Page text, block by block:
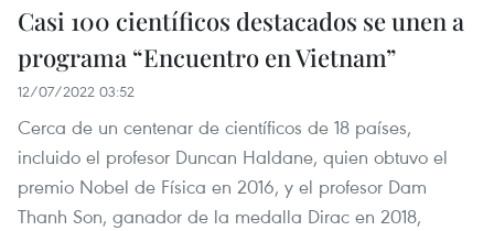
Casi 100 científicos destacados se unen a
programa “Encuentro en Vietnam”
12/07/2022 03:52
Cerca de un centenar de científicos de 18 países,
incluido el profesor Duncan Haldane, quien obtuvo el
premio Nobel de Física en 2016, y el profesor Dam
Thanh Son, ganador de la medalla Dirac en 2018,